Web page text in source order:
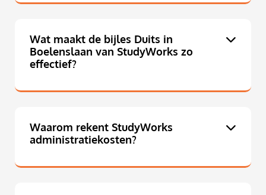
Wat maakt de bijles Duits in
Boelenslaan van StudyWorks zo
effectief?
Waarom rekent StudyWorks
administratiekosten?